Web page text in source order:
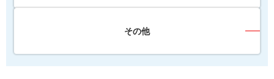
その他